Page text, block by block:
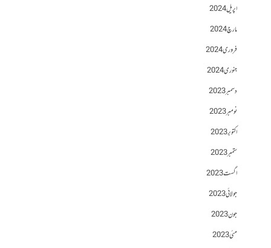
اپریل 2024
مارچ 2024
فروری 2024
جنوری 2024
دسمبر 2023
نومبر 2023
اکتوبر 2023
ستمبر 2023
اگست 2023
جولائی 2023
جون 2023
مئی 2023